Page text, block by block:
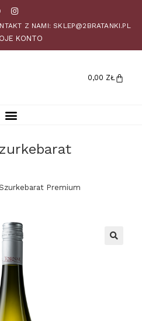
Z NAMI: SKLEP@2BRATANKI.PL
KONTO
0,00 ZŁ
Premium